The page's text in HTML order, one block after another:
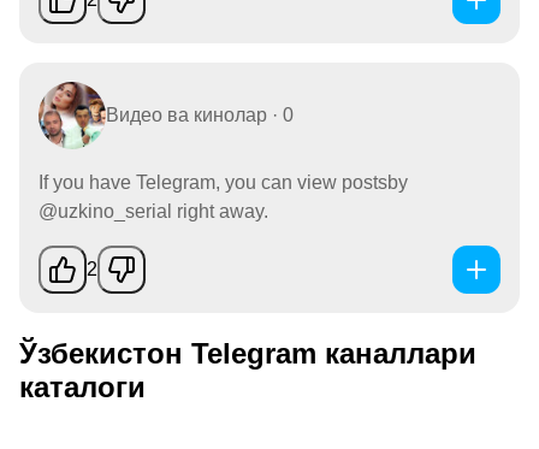
Видео ва кинолар · 0
If you have Telegram, you can view postsby
@uzkino_serial right away.
2
Ўзбекистон Telegram каналлари
каталоги